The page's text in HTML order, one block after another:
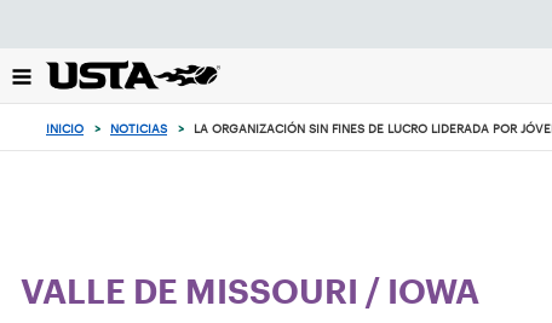
el
botón
INICIO > NOTICIAS > LA ORGANIZACIÓN SIN FINES DE LUCRO LIDERADA POR
VALLE DE MISSOURI / IOWA